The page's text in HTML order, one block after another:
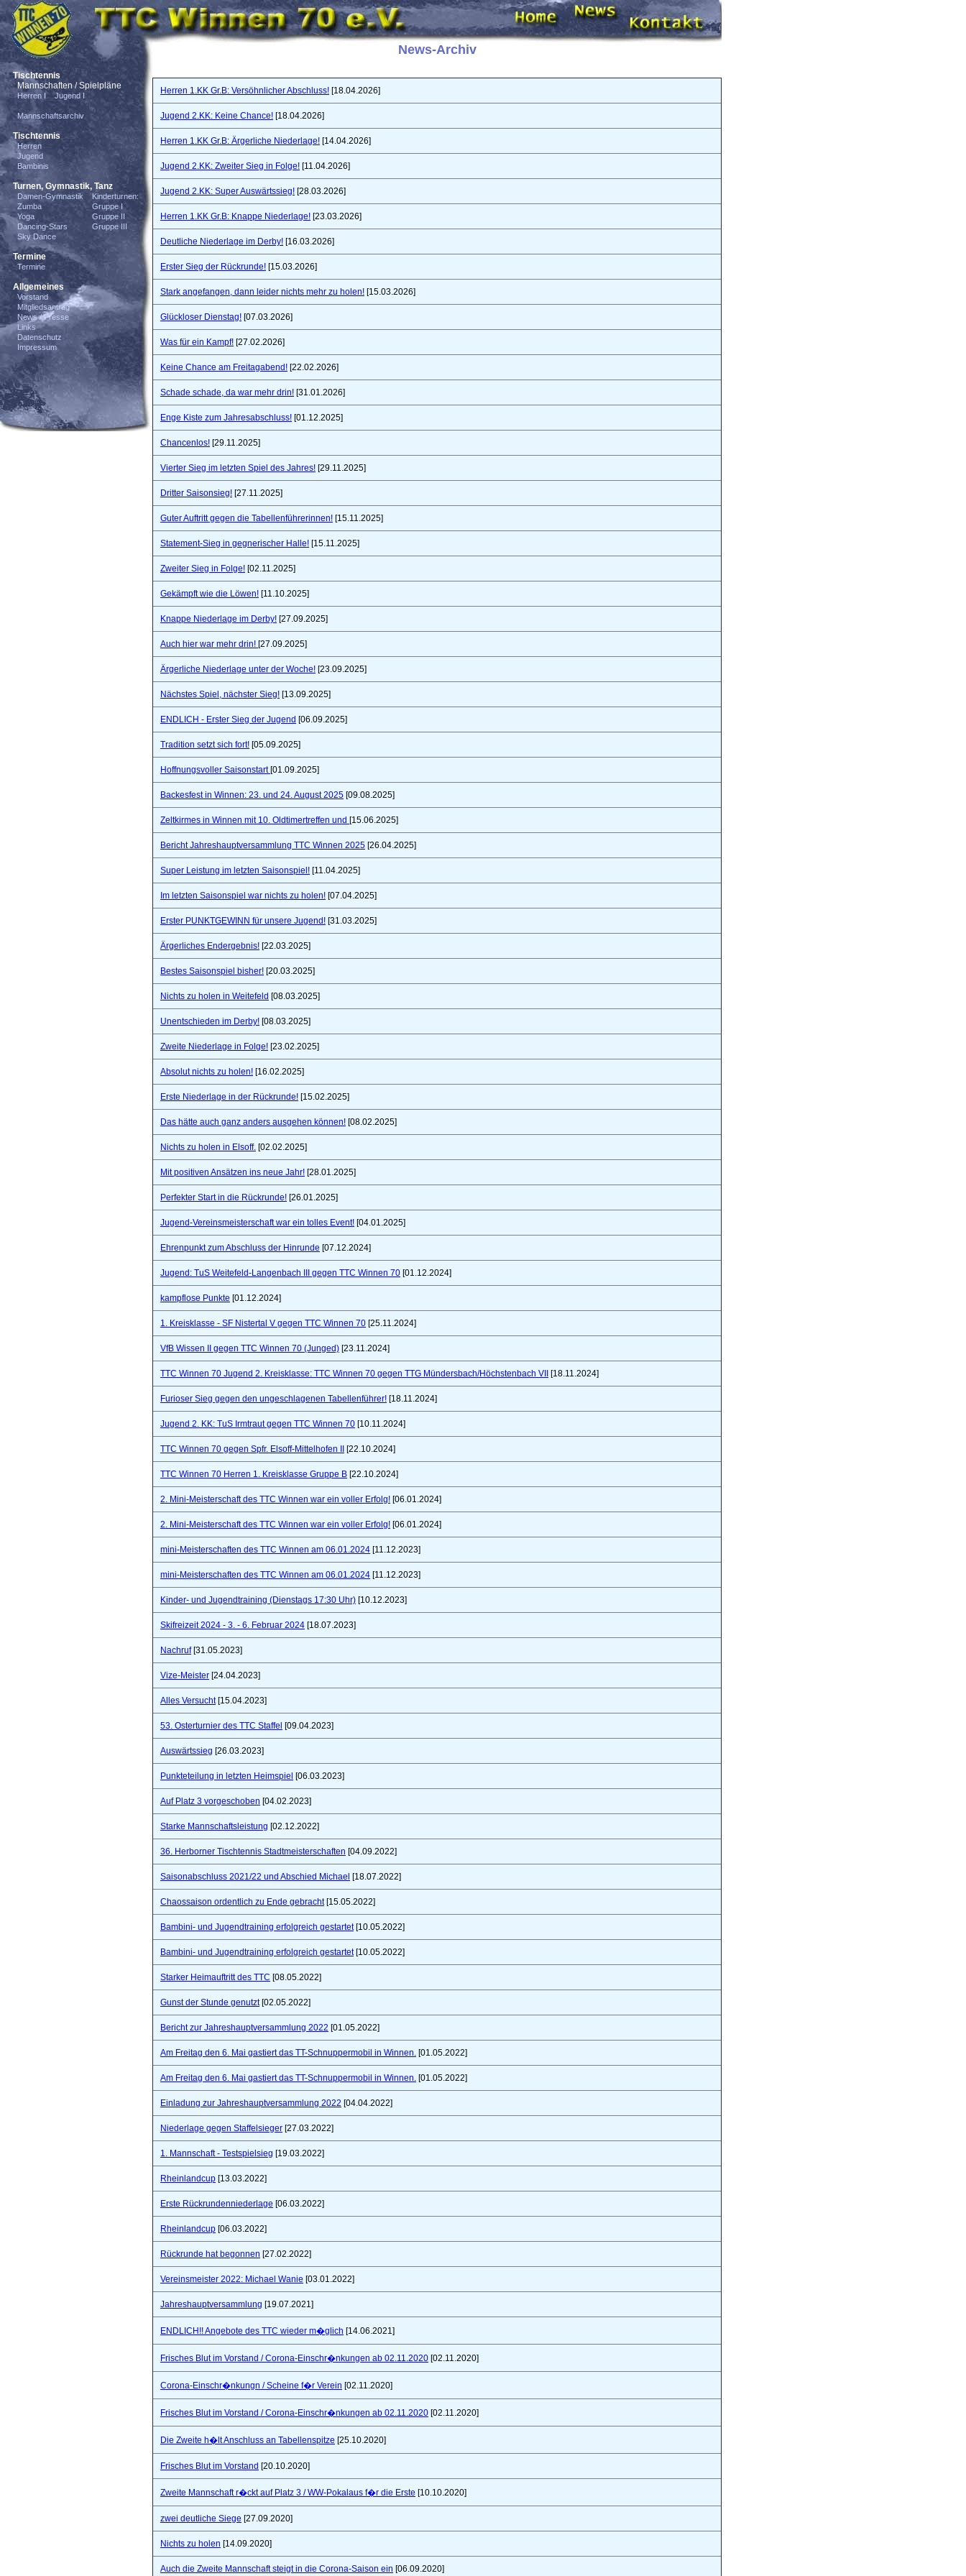
Tischtennis
Mannschaften / Spielpläne
Herren I Jugend I
Mannschaftsarchiv
Tischtennis
Herren
Jugend
Bambinis
Turnen, Gymnastik, Tanz
Damen-Gymnastik
Zumba
Yoga
Dancing-Stars
Sky Dance
Kinderturnen:
Gruppe I
Gruppe II
Gruppe III
Termine
Termine
Allgemeines
Vorstand
Mitgliedsantrag
News / Presse
Links
Datenschutz
Impressum
News-Archiv
Herren 1.KK Gr.B: Versöhnlicher Abschluss! [18.04.2026]
Jugend 2.KK: Keine Chance! [18.04.2026]
Herren 1.KK Gr.B: Ärgerliche Niederlage! [14.04.2026]
Jugend 2.KK: Zweiter Sieg in Folge! [11.04.2026]
Jugend 2.KK: Super Auswärtssieg! [28.03.2026]
Herren 1.KK Gr.B: Knappe Niederlage! [23.03.2026]
Deutliche Niederlage im Derby! [16.03.2026]
Erster Sieg der Rückrunde! [15.03.2026]
Stark angefangen, dann leider nichts mehr zu holen! [15.03.2026]
Glückloser Dienstag! [07.03.2026]
Was für ein Kampf! [27.02.2026]
Keine Chance am Freitagabend! [22.02.2026]
Schade schade, da war mehr drin! [31.01.2026]
Enge Kiste zum Jahresabschluss! [01.12.2025]
Chancenlos! [29.11.2025]
Vierter Sieg im letzten Spiel des Jahres! [29.11.2025]
Dritter Saisonsieg! [27.11.2025]
Guter Auftritt gegen die Tabellenführerinnen! [15.11.2025]
Statement-Sieg in gegnerischer Halle! [15.11.2025]
Zweiter Sieg in Folge! [02.11.2025]
Gekämpft wie die Löwen! [11.10.2025]
Knappe Niederlage im Derby! [27.09.2025]
Auch hier war mehr drin! [27.09.2025]
Ärgerliche Niederlage unter der Woche! [23.09.2025]
Nächstes Spiel, nächster Sieg! [13.09.2025]
ENDLICH - Erster Sieg der Jugend [06.09.2025]
Tradition setzt sich fort! [05.09.2025]
Hoffnungsvoller Saisonstart [01.09.2025]
Backesfest in Winnen: 23. und 24. August 2025 [09.08.2025]
Zeltkirmes in Winnen mit 10. Oldtimertreffen und [15.06.2025]
Bericht Jahreshauptversammlung TTC Winnen 2025 [26.04.2025]
Super Leistung im letzten Saisonspiel! [11.04.2025]
Im letzten Saisonspiel war nichts zu holen! [07.04.2025]
Erster PUNKTGEWINN für unsere Jugend! [31.03.2025]
Ärgerliches Endergebnis! [22.03.2025]
Bestes Saisonspiel bisher! [20.03.2025]
Nichts zu holen in Weitefeld [08.03.2025]
Unentschieden im Derby! [08.03.2025]
Zweite Niederlage in Folge! [23.02.2025]
Absolut nichts zu holen! [16.02.2025]
Erste Niederlage in der Rückrunde! [15.02.2025]
Das hätte auch ganz anders ausgehen können! [08.02.2025]
Nichts zu holen in Elsoff. [02.02.2025]
Mit positiven Ansätzen ins neue Jahr! [28.01.2025]
Perfekter Start in die Rückrunde! [26.01.2025]
Jugend-Vereinsmeisterschaft war ein tolles Event! [04.01.2025]
Ehrenpunkt zum Abschluss der Hinrunde [07.12.2024]
Jugend: TuS Weitefeld-Langenbach III gegen TTC Winnen 70 [01.12.2024]
kampflose Punkte [01.12.2024]
1. Kreisklasse - SF Nistertal V gegen TTC Winnen 70 [25.11.2024]
VfB Wissen II gegen TTC Winnen 70 (Junged) [23.11.2024]
TTC Winnen 70 Jugend 2. Kreisklasse: TTC Winnen 70 gegen TTG Mündersbach/Höchstenbach VII [18.11.2024]
Furioser Sieg gegen den ungeschlagenen Tabellenführer! [18.11.2024]
Jugend 2. KK: TuS Irmtraut gegen TTC Winnen 70 [10.11.2024]
TTC Winnen 70 gegen Spfr. Elsoff-Mittelhofen II [22.10.2024]
TTC Winnen 70 Herren 1. Kreisklasse Gruppe B [22.10.2024]
2. Mini-Meisterschaft des TTC Winnen war ein voller Erfolg! [06.01.2024]
2. Mini-Meisterschaft des TTC Winnen war ein voller Erfolg! [06.01.2024]
mini-Meisterschaften des TTC Winnen am 06.01.2024 [11.12.2023]
mini-Meisterschaften des TTC Winnen am 06.01.2024 [11.12.2023]
Kinder- und Jugendtraining (Dienstags 17:30 Uhr) [10.12.2023]
Skifreizeit 2024 - 3. - 6. Februar 2024 [18.07.2023]
Nachruf[31.05.2023]
Vize-Meister [24.04.2023]
Alles Versucht[15.04.2023]
53. Osterturnier des TTC Staffel [09.04.2023]
Auswärtssieg [26.03.2023]
Punkteteilung in letzten Heimspiel [06.03.2023]
Auf Platz 3 vorgeschoben [04.02.2023]
Starke Mannschaftsleistung [02.12.2022]
36. Herborner Tischtennis Stadtmeisterschaften [04.09.2022]
Saisonabschluss 2021/22 und Abschied Michael [18.07.2022]
Chaossaison ordentlich zu Ende gebracht[15.05.2022]
Bambini- und Jugendtraining erfolgreich gestartet[10.05.2022]
Bambini- und Jugendtraining erfolgreich gestartet[10.05.2022]
Starker Heimauftritt des TTC [08.05.2022]
Gunst der Stunde genutzt[02.05.2022]
Bericht zur Jahreshauptversammlung 2022 [01.05.2022]
Am Freitag den 6. Mai gastiert das TT-Schnuppermobil in Winnen. [01.05.2022]
Am Freitag den 6. Mai gastiert das TT-Schnuppermobil in Winnen. [01.05.2022]
Einladung zur Jahreshauptversammlung 2022 [04.04.2022]
Niederlage gegen Staffelsieger [27.03.2022]
1. Mannschaft - Testspielsieg [19.03.2022]
Rheinlandcup [13.03.2022]
Erste Rückrundenniederlage [06.03.2022]
Rheinlandcup [06.03.2022]
Rückrunde hat begonnen [27.02.2022]
Vereinsmeister 2022: Michael Wanie [03.01.2022]
Jahreshauptversammlung [19.07.2021]
ENDLICH!! Angebote des TTC wieder m�glich [14.06.2021]
Frisches Blut im Vorstand / Corona-Einschr�nkungen ab 02.11.2020 [02.11.2020]
Corona-Einschr�nkungn / Scheine f�r Verein [02.11.2020]
Frisches Blut im Vorstand / Corona-Einschr�nkungen ab 02.11.2020 [02.11.2020]
Die Zweite h�lt Anschluss an Tabellenspitze [25.10.2020]
Frisches Blut im Vorstand [20.10.2020]
Zweite Mannschaft r�ckt auf Platz 3 / WW-Pokalaus f�r die Erste [10.10.2020]
zwei deutliche Siege [27.09.2020]
Nichts zu holen [14.09.2020]
Auch die Zweite Mannschaft steigt in die Corona-Saison ein [06.09.2020]